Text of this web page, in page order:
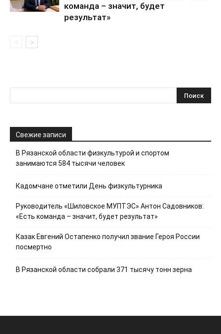
команда – значит, будет
результат»
Свежие записи
В Рязанской области физкультурой и спортом
занимаются 584 тысячи человек
Кадомчане отметили День физкультурника
Руководитель «Шиловское МУПТЭС» Антон Садовников:
«Есть команда – значит, будет результат»
Казак Евгений Остапенко получил звание Героя России
посмертно
В Рязанской области собрали 371 тысячу тонн зерна